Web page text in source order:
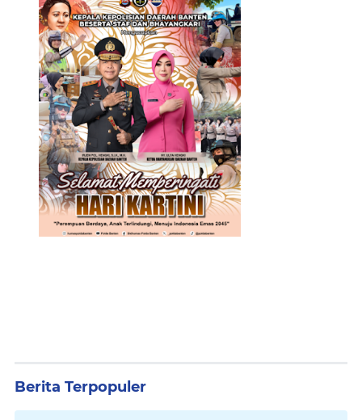
Berita Terpopuler